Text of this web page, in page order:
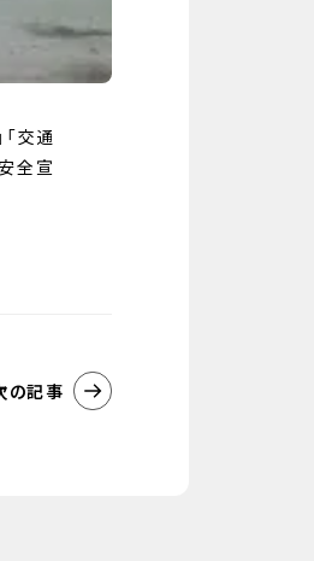
交通
全宣
の記事